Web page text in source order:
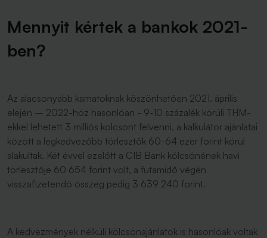
Mennyit kértek a bankok 2021-
ben?
Az alacsonyabb kamatoknak köszönhetően 2021. április
elején – 2022-höz hasonlóan - 9-10 százalék körüli THM-
ekkel lehetett 3 milliós kölcsönt felvenni, a kalkulátor ajánlatai
között a legkedvezőbb törlesztők 60-64 ezer forint körül
alakultak. Két évvel ezelőtt a CIB Bank kölcsönének havi
törlesztője 60 654 forint volt, a futamidő végén
visszafizetendő összeg pedig 3 639 240 forint.
A kedvezmények nélküli kölcsönajánlatok is hasonlóak voltak